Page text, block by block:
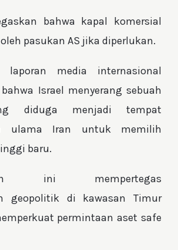
bahwa kapal komersial
pasukan AS jika diperlukan.
media internasional
Israel menyerang sebuah
diduga menjadi tempat
ulama Iran untuk memilih
baru.
ini mempertegas
geopolitik di kawasan Timur
permintaan aset safe